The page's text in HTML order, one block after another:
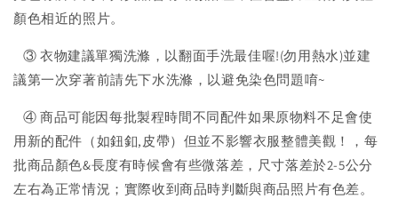
顏色相近的照片。
③ 衣物建議單獨洗滌，以翻面手洗最佳喔!(勿用熱水)並建
議第一次穿著前請先下水洗滌，以避免染色問題唷~
④ 商品可能因每批製程時間不同配件如果原物料不足會使
用新的配件（如鈕釦,皮帶）但並不影響衣服整體美觀！，每
批商品顏色&長度有時候會有些微落差，尺寸落差於2-5公分
左右為正常情況；實際收到商品時判斷與商品照片有色差。